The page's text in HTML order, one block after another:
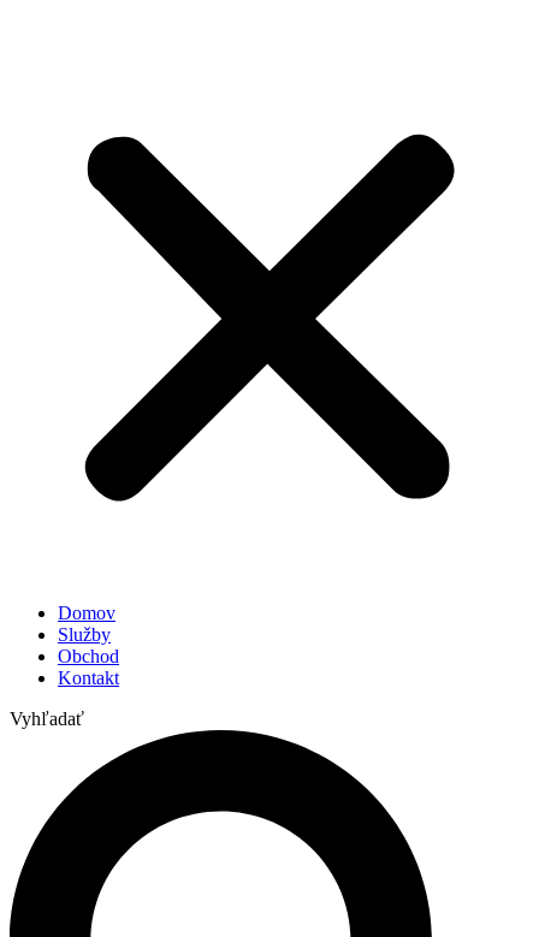
Domov
Služby
Obchod
Kontakt
Vyhľadať